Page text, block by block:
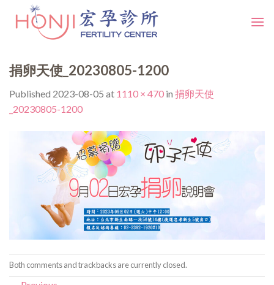
捐卵天使_20230805-1200
Published 2023-08-05 at 1110 × 470 in 捐卵天使
_20230805-1200
Both comments and trackbacks are currently closed.